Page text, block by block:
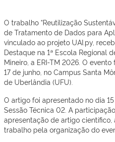
O trabalho “Reutilização
de Tratamento de Dados para
vinculado ao projeto UAI.py,
Destaque na 1ª Escola Regional
Mineiro, a ERI-TM 2026. O
17 de junho, no Campus Santa
de Uberlândia (UFU).
O artigo foi apresentado no dia
Sessão Técnica 02. A
apresentação de artigo
trabalho pela organização do